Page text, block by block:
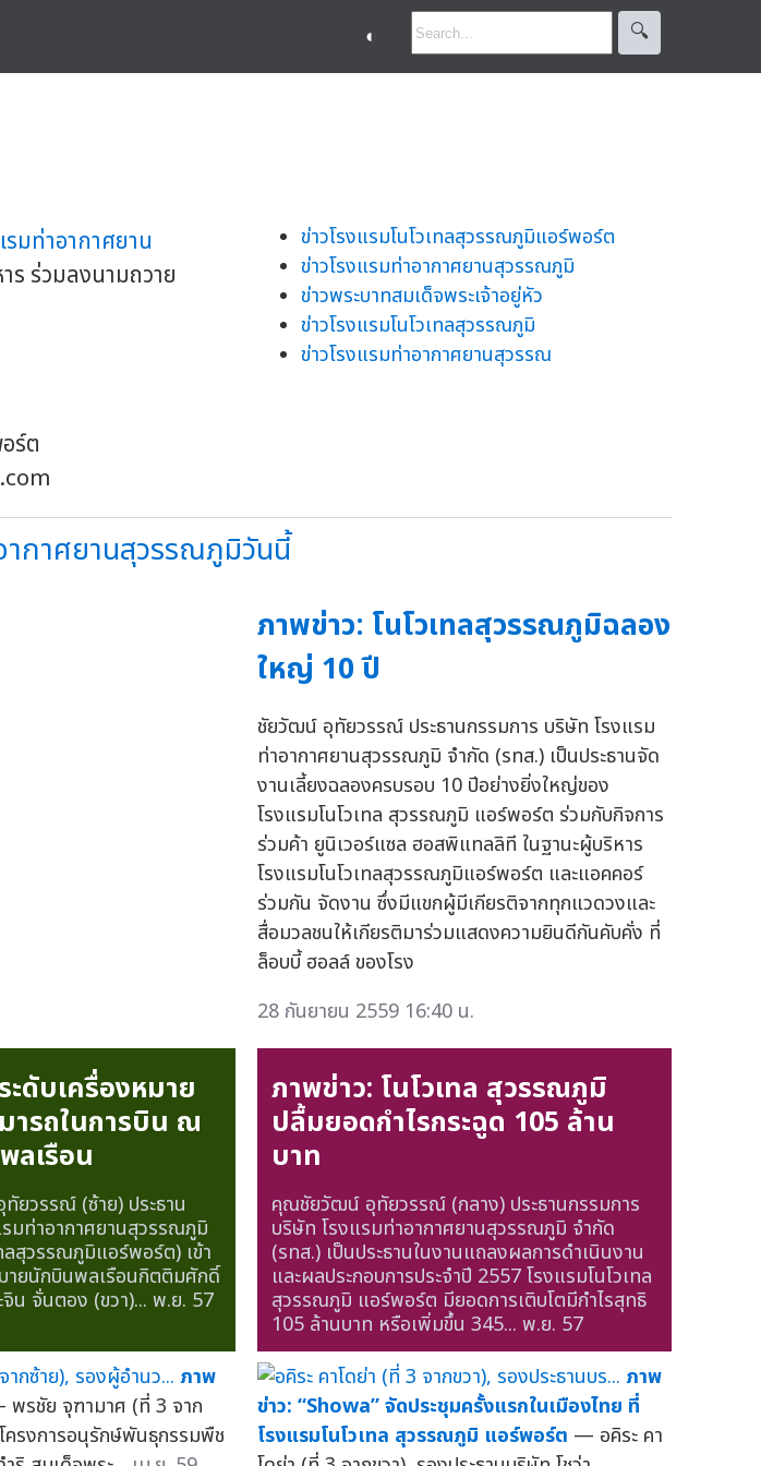
◐ 🔍︎
รมท่าอากาศยาน
ร่วมลงนามถวาย
ร์ต
ข่าวโรงแรมโนโวเทลสุวรรณภูมิแอร์พอร์ต
ข่าวโรงแรมท่าอากาศยานสุวรรณภูมิ
ข่าวพระบาทสมเด็จพระเจ้าอยู่หัว
ข่าวโรงแรมโนโวเทลสุวรรณภูมิ
ข่าวโรงแรมท่าอากาศยานสุวรรณ
ากาศยานสุวรรณภูมิวันนี้
ภาพข่าว: โนโวเทลสุวรรณภูมิฉลอง
ใหญ่ 10 ปี
ชัยวัฒน์ อุทัยวรรณ์ ประธานกรรมการ บริษัท โรงแรม
ท่าอากาศยานสุวรรณภูมิ จำกัด (รทส.) เป็นประธานจัด
งานเลี้ยงฉลองครบรอบ 10 ปีอย่างยิ่งใหญ่ของ
โรงแรมโนโวเทล สุวรรณภูมิ แอร์พอร์ต ร่วมกับกิจการ
ร่วมค้า ยูนิเวอร์แซล ฮอสพิแทลลิที ในฐานะผู้บริหาร
โรงแรมโนโวเทลสุวรรณภูมิแอร์พอร์ต และแอคคอร์
ร่วมกัน จัดงาน ซึ่งมีแขกผู้มีเกียรติจากทุกแวดวงและ
สื่อมวลชนให้เกียรติมาร่วมแสดงความยินดีกันคับคั่ง ที่
ล็อบบี้ ฮอลล์ ของโรง
28 กันยายน 2559 16:40 น.
ดับเครื่องหมาย
ารถในการบิน ณ
ลเรือน
ยวรรณ์ (ซ้าย) ประธาน
มท่าอากาศยานสุวรรณภูมิ
ลสุวรรณภูมิแอร์พอร์ต) เข้า
ายนักบินพลเรือนกิตติมศักดิ์
จิน จั่นตอง (ขวา)...พ.ย. 57
ภาพข่าว: โนโวเทล สุวรรณภูมิ
ปลื้มยอดกำไรกระฉูด 105 ล้าน
บาท
คุณชัยวัฒน์ อุทัยวรรณ์ (กลาง) ประธานกรรมการ
บริษัท โรงแรมท่าอากาศยานสุวรรณภูมิ จำกัด
(รทส.) เป็นประธานในงานแถลงผลการดำเนินงาน
และผลประกอบการประจำปี 2557 โรงแรมโนโวเทล
สุวรรณภูมิ แอร์พอร์ต มียอดการเติบโตมีกำไรสุทธิ
105 ล้านบาท หรือเพิ่มขึ้น 345...พ.ย. 57
ภาพ
รชัย จุฑามาศ (ที่ 3 จาก
ครงการอนุรักษ์พันธุกรรมพืช
ภาพ
ข่าว: “Showa” จัดประชุมครั้งแรกในเมืองไทย ที่
โรงแรมโนโวเทล สุวรรณภูมิ แอร์พอร์ต — อคิระ คา